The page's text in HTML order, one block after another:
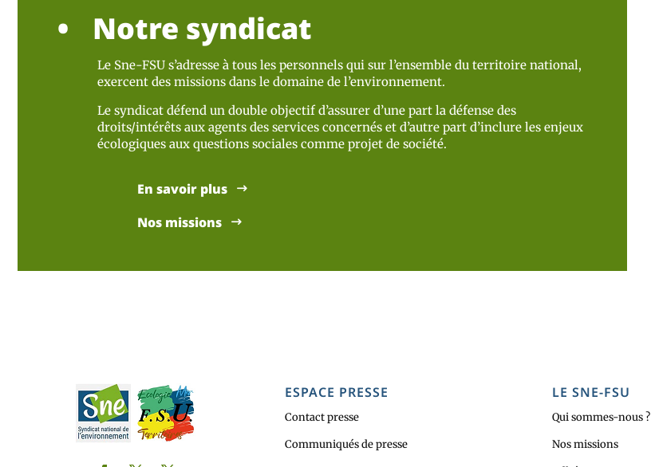
Notre syndicat
Le Sne-FSU s’adresse à tous les personnels qui sur l’ensemble du territoire national,
exercent des missions dans le domaine de l’environnement.
Le syndicat défend un double objectif d’assurer d’une part la défense des
droits/intérêts aux agents des services concernés et d’autre part d’inclure les enjeux
écologiques aux questions sociales comme projet de société.
En savoir plus
Nos missions
ESPACE PRESSE
Contact presse
Communiqués de presse
LE SNE-FSU
Qui sommes-nous ?
Nos missions